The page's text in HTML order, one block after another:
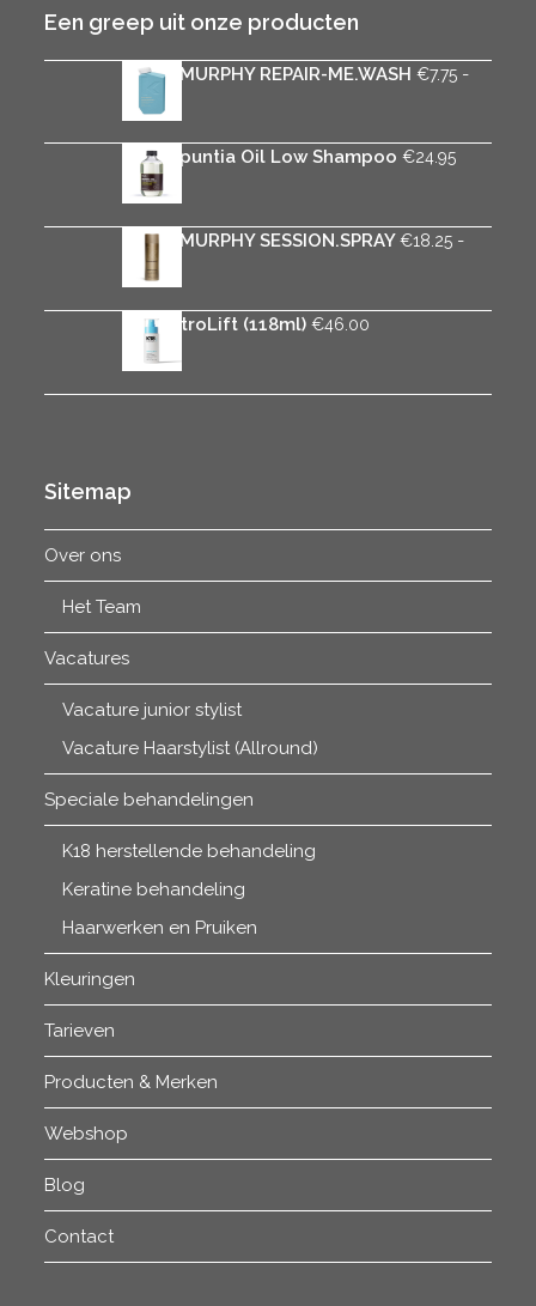
Een greep uit onze producten
KEVIN.MURPHY REPAIR-ME.WASH €7.75 -
37.50
€7.75
tot
Rica Opuntia Oil Low Shampoo €24.95
KEVIN.MURPHY SESSION.SPRAY €18.25 -
31.95
€18.25
tot
K18 AstroLift (118ml) €46.00
Sitemap
Over ons
Het Team
Vacatures
Vacature junior stylist
Vacature Haarstylist (Allround)
Speciale behandelingen
K18 herstellende behandeling
Keratine behandeling
Haarwerken en Pruiken
Kleuringen
Tarieven
Producten & Merken
Webshop
Blog
Contact